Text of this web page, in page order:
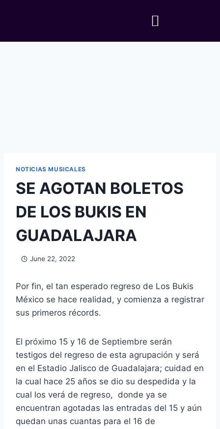
NOTICIAS MUSICALES
SE AGOTAN BOLETOS
DE LOS BUKIS EN
GUADALAJARA
June 22, 2022
Por fin, el tan esperado regreso de Los Bukis
México se hace realidad, y comienza a registrar
sus primeros récords.
El próximo 15 y 16 de Septiembre serán
testigos del regreso de esta agrupación y será
en el Estadio Jalisco de Guadalajara; cuidad en
la cual hace 25 años se dio su despedida y la
cual los verá de regreso, donde ya se
encuentran agotadas las entradas del 15 y aún
quedan unas cuantas para el 16 de